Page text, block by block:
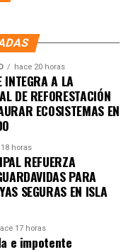
hace 20 horas
INTEGRA A LA
DE REFORESTACIÓN
ECOSISTEMAS EN
horas
REFUERZA
PARA
SEGURAS EN ISLA
17 horas
e impotente